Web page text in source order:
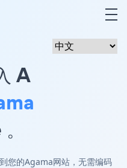
A
您的Agama网站，无需编码